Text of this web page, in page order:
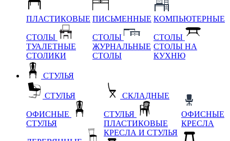
ПЛАСТИКОВЫЕ
СТОЛЫ
ТУАЛЕТНЫЕ
СТОЛИКИ
ПИСЬМЕННЫЕ
СТОЛЫ
ЖУРНАЛЬНЫЕ
СТОЛЫ
КОМПЬЮТЕРНЫЕ
СТОЛЫ
СТОЛЫ НА
КУХНЮ
СТУЛЬЯ
СТУЛЬЯ
ОФИСНЫЕ
СТУЛЬЯ
СКЛАДНЫЕ
СТУЛЬЯ
ПЛАСТИКОВЫЕ
КРЕСЛА И СТУЛЬЯ
ОФИСНЫЕ
КРЕСЛА